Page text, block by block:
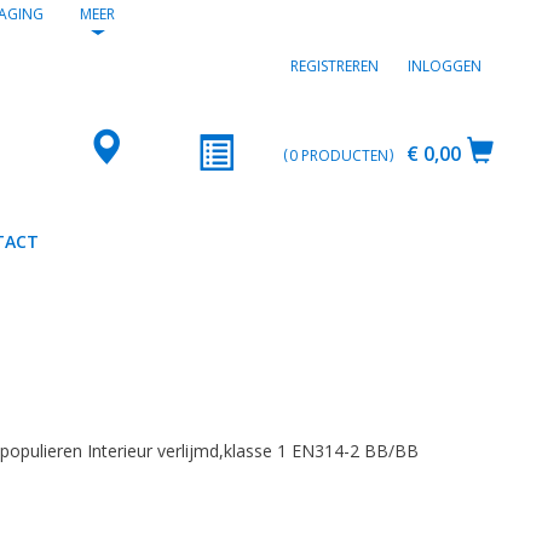
MEER
REGISTREREN INLOGGEN
€ 0,00
0PRODUCTEN
Interieur verlijmd,klasse 1 EN314-2 BB/BB